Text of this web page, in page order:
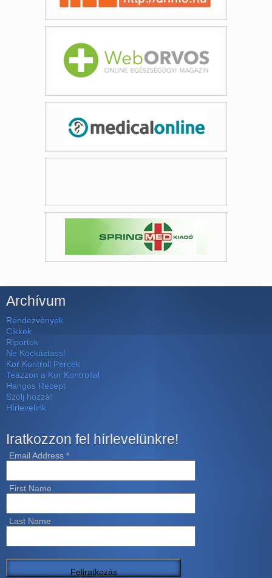
Archívum
Rendezvények
Cikkek
Riportok
Ne Kockáztass!
Kor Kontroll Percek
Teázzon a Kor Kontrollal
Hangos Recept
Szólj hozzá!
Hírlevelink
Iratkozzon fel hírlevelünkre!
Email Address *
First Name
Last Name